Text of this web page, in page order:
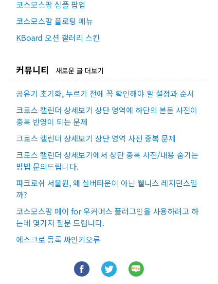
코스모스팜 심플 팝업
코스모스팜 플로팅 메뉴
KBoard 오션 갤러리 스킨
커뮤니티 새로운 글 더보기
공유기 초기화, 누르기 전에 꼭 확인해야 할 설정과 순서
크로스 캘린더 상세보기 상단 영역에 하단의 본문 사진이
중복 반영이 되는 문제
크로스 캘린더 상세보기 상단 영역 사진 중복 문제
크로스 캘린더 상세보기에서 상단 중복 사진/내용 숨기는
방법 문의드립니다.
파크로쉬 서울원, 왜 실버타운이 아닌 웰니스 레지던스일
까?
코스모스팜 페이 for 우커머스 플러그인을 사용하려고 하
는데 몇가지 질문 드립니다.
에스크로 등록 싸인키오류